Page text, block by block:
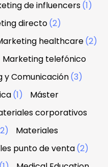
de influencers(1)
directo(2)
healthcare(2)
Marketing telefónico
y Comunicación(3)
(1)
Máster
corporativos
Materiales
punto de venta(2)